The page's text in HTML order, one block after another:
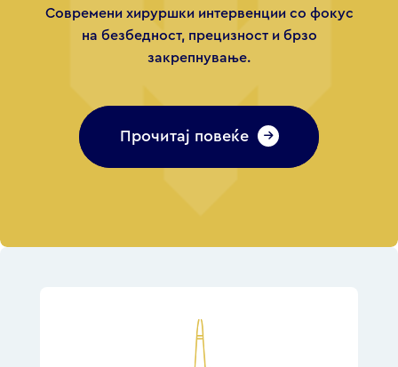
Современи хируршки интервенции со фокус
на безбедност, прецизност и брзо
закрепнување.
Прочитај повеќе